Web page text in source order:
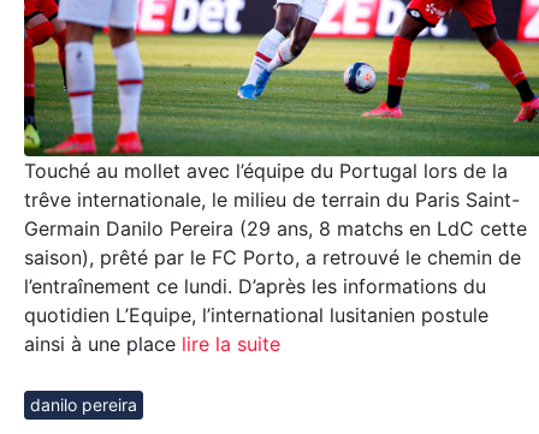
Touché au mollet avec l’équipe du Portugal lors de la
trêve internationale, le milieu de terrain du Paris Saint-
Germain Danilo Pereira (29 ans, 8 matchs en LdC cette
saison), prêté par le FC Porto, a retrouvé le chemin de
l’entraînement ce lundi. D’après les informations du
quotidien L’Equipe, l’international lusitanien postule
ainsi à une place lire la suite
danilo pereira